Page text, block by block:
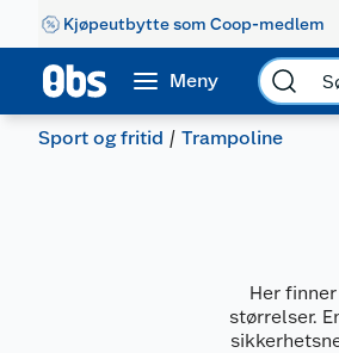
Kjøpeutbytte som Coop-medlem
Meny
Sport og fritid Trampoline
Her
størrelser.